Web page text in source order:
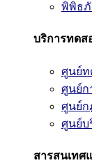
พิพิธ
บริการทดส
ศูนย์ท
ศูนย์ก
ศูนย์ก
ศูนย์บ
สารสนเทศ